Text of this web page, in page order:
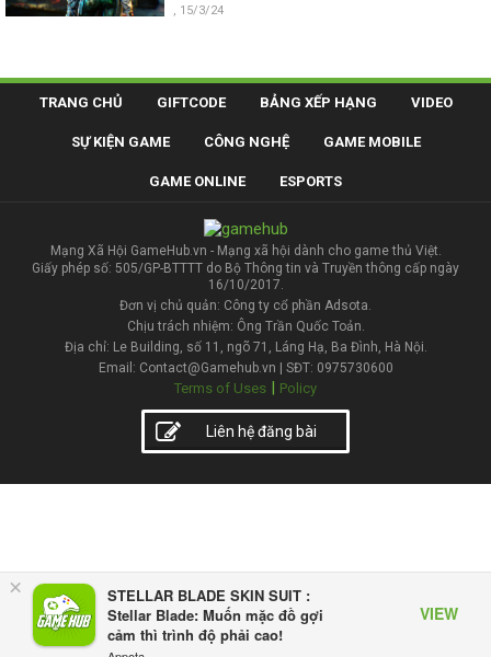
×
STELLAR BLADE SKIN SUIT :
Stellar Blade: Muốn mặc đồ gợi
cảm thì trình độ phải cao!
VIEW
, 15/3/24
TRANG CHỦ GIFTCODE BẢNG XẾP HẠNG VIDEO
SỰ KIỆN GAME CÔNG NGHỆ GAME MOBILE
GAME ONLINE ESPORTS
Mạng Xã Hội GameHub.vn - Mạng xã hội dành cho game thủ Việt.
Giấy phép số: 505/GP-BTTTT do Bộ Thông tin và Truyền thông cấp ngày
16/10/2017.
Đơn vị chủ quản: Công ty cổ phần Adsota.
Chịu trách nhiệm: Ông Trần Quốc Toản.
Địa chỉ: Le Building, số 11, ngõ 71, Láng Hạ, Ba Đình, Hà Nội.
Email: Contact@Gamehub.vn | SĐT: 0975730600
Terms of Uses | Policy
Liên hệ đăng bài